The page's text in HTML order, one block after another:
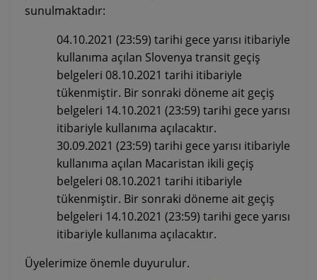
sunulmaktadır:
04.10.2021 (23:59) tarihi gece yarısı itibariyle
kullanıma açılan Slovenya transit geçiş
belgeleri 08.10.2021 tarihi itibariyle
tükenmiştir. Bir sonraki döneme ait geçiş
belgeleri 14.10.2021 (23:59) tarihi gece yarısı
itibariyle kullanıma açılacaktır.
30.09.2021 (23:59) tarihi gece yarısı itibariyle
kullanıma açılan Macaristan ikili geçiş
belgeleri 08.10.2021 tarihi itibariyle
tükenmiştir. Bir sonraki döneme ait geçiş
belgeleri 14.10.2021 (23:59) tarihi gece yarısı
itibariyle kullanıma açılacaktır.
Üyelerimize önemle duyurulur.